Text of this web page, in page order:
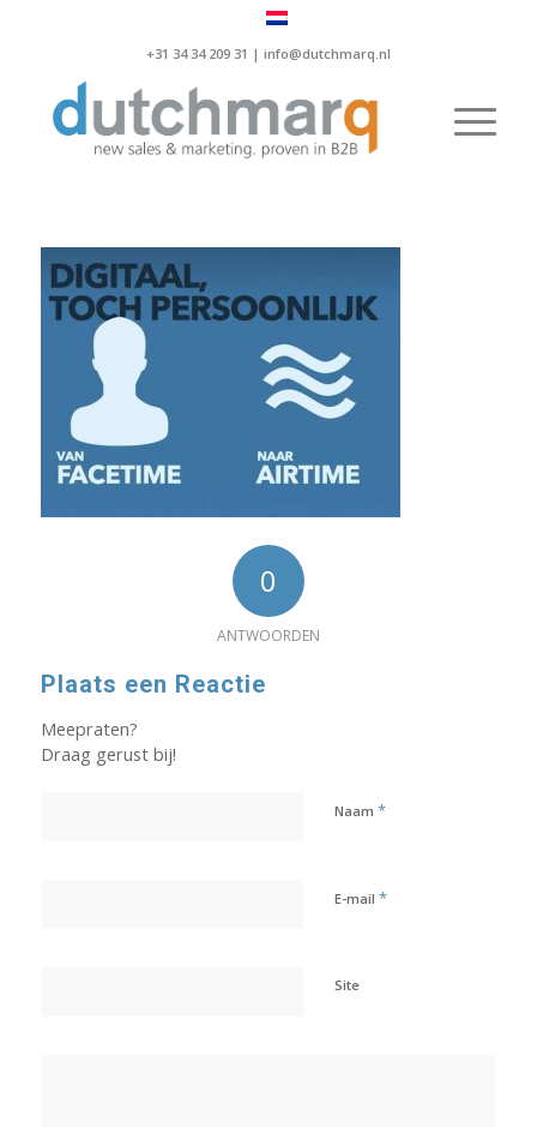
+31 34 34 209 31 | info@dutchmarq.nl
0
ANTWOORDEN
Plaats een Reactie
Meepraten?
Draag gerust bij!
Naam *
E-mail *
Site